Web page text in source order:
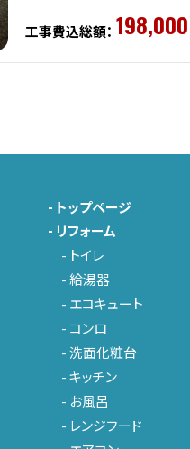
工事費込総額： 198,000
- トップページ
- リフォーム
- トイレ
-給湯器
- エコキュート
- コンロ
-洗面化粧台
-キッチン
- お風呂
- レンジフード